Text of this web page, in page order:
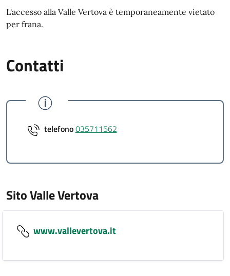
L'accesso alla Valle Vertova è temporaneamente vietato
per frana.
Contatti
telefono035711562
Sito Valle Vertova
www.vallevertova.it